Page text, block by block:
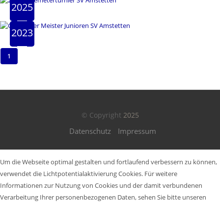
2025
2023
1
© Copyright 2025
Datenschutz Impressum
Um die Webseite optimal gestalten und fortlaufend verbessern zu können,
verwendet die Lichtpotentialaktivierung Cookies. Für weitere
Informationen zur Nutzung von Cookies und der damit verbundenen
Verarbeitung Ihrer personenbezogenen Daten, sehen Sie bitte unseren